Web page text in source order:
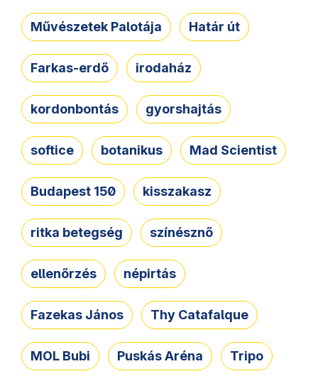
Művészetek Palotája Határ út
Farkas-erdő irodaház
kordonbontás gyorshajtás
softice botanikus Mad Scientist
Budapest 150 kisszakasz
ritka betegség színésznő
ellenőrzés népirtás
Fazekas János Thy Catafalque
MOL Bubi Puskás Aréna Tripo